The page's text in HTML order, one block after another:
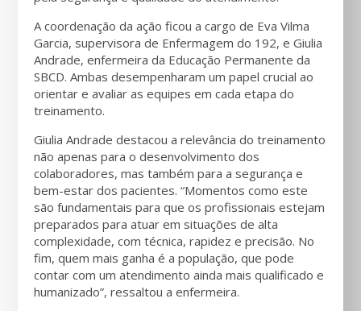
A coordenação da ação ficou a cargo de Eva Vilma
Garcia, supervisora de Enfermagem do 192, e Giulia
Andrade, enfermeira da Educação Permanente da
SBCD. Ambas desempenharam um papel crucial ao
orientar e avaliar as equipes em cada etapa do
treinamento.
Giulia Andrade destacou a relevância do treinamento
não apenas para o desenvolvimento dos
colaboradores, mas também para a segurança e
bem-estar dos pacientes. “Momentos como este
são fundamentais para que os profissionais estejam
preparados para atuar em situações de alta
complexidade, com técnica, rapidez e precisão. No
fim, quem mais ganha é a população, que pode
contar com um atendimento ainda mais qualificado e
humanizado”, ressaltou a enfermeira.